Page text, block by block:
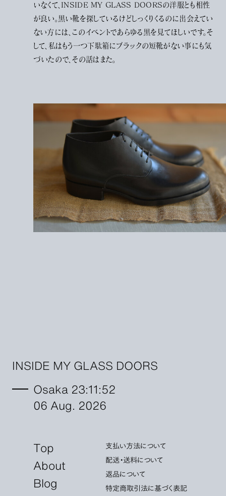
いなくて、INSIDE MY GLASS DOORSの洋服とも相性
が良い。黒い靴を探しているけどしっくりくるのに出会えてい
ない方には、このイベントであらゆる黒を見てほしいです。そ
して、私はもう一つ下駄箱にブラックの短靴がない事にも気
づいたので、その話はまた。
INSIDE MY GLASS DOORS
Osaka 23:11:52
06 Aug. 2026
Top
About
Blog
支払い方法について
配送・送料について
返品について
特定商取引法に基づく表記